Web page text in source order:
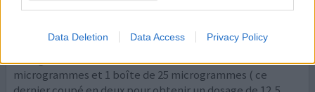
Data Deletion Data Access Privacy Policy
Efficacité
Changement de boîtes : habituellement 1 boîte de 100
microgrammes et 1 boîte de 25 microgrammes ( ce